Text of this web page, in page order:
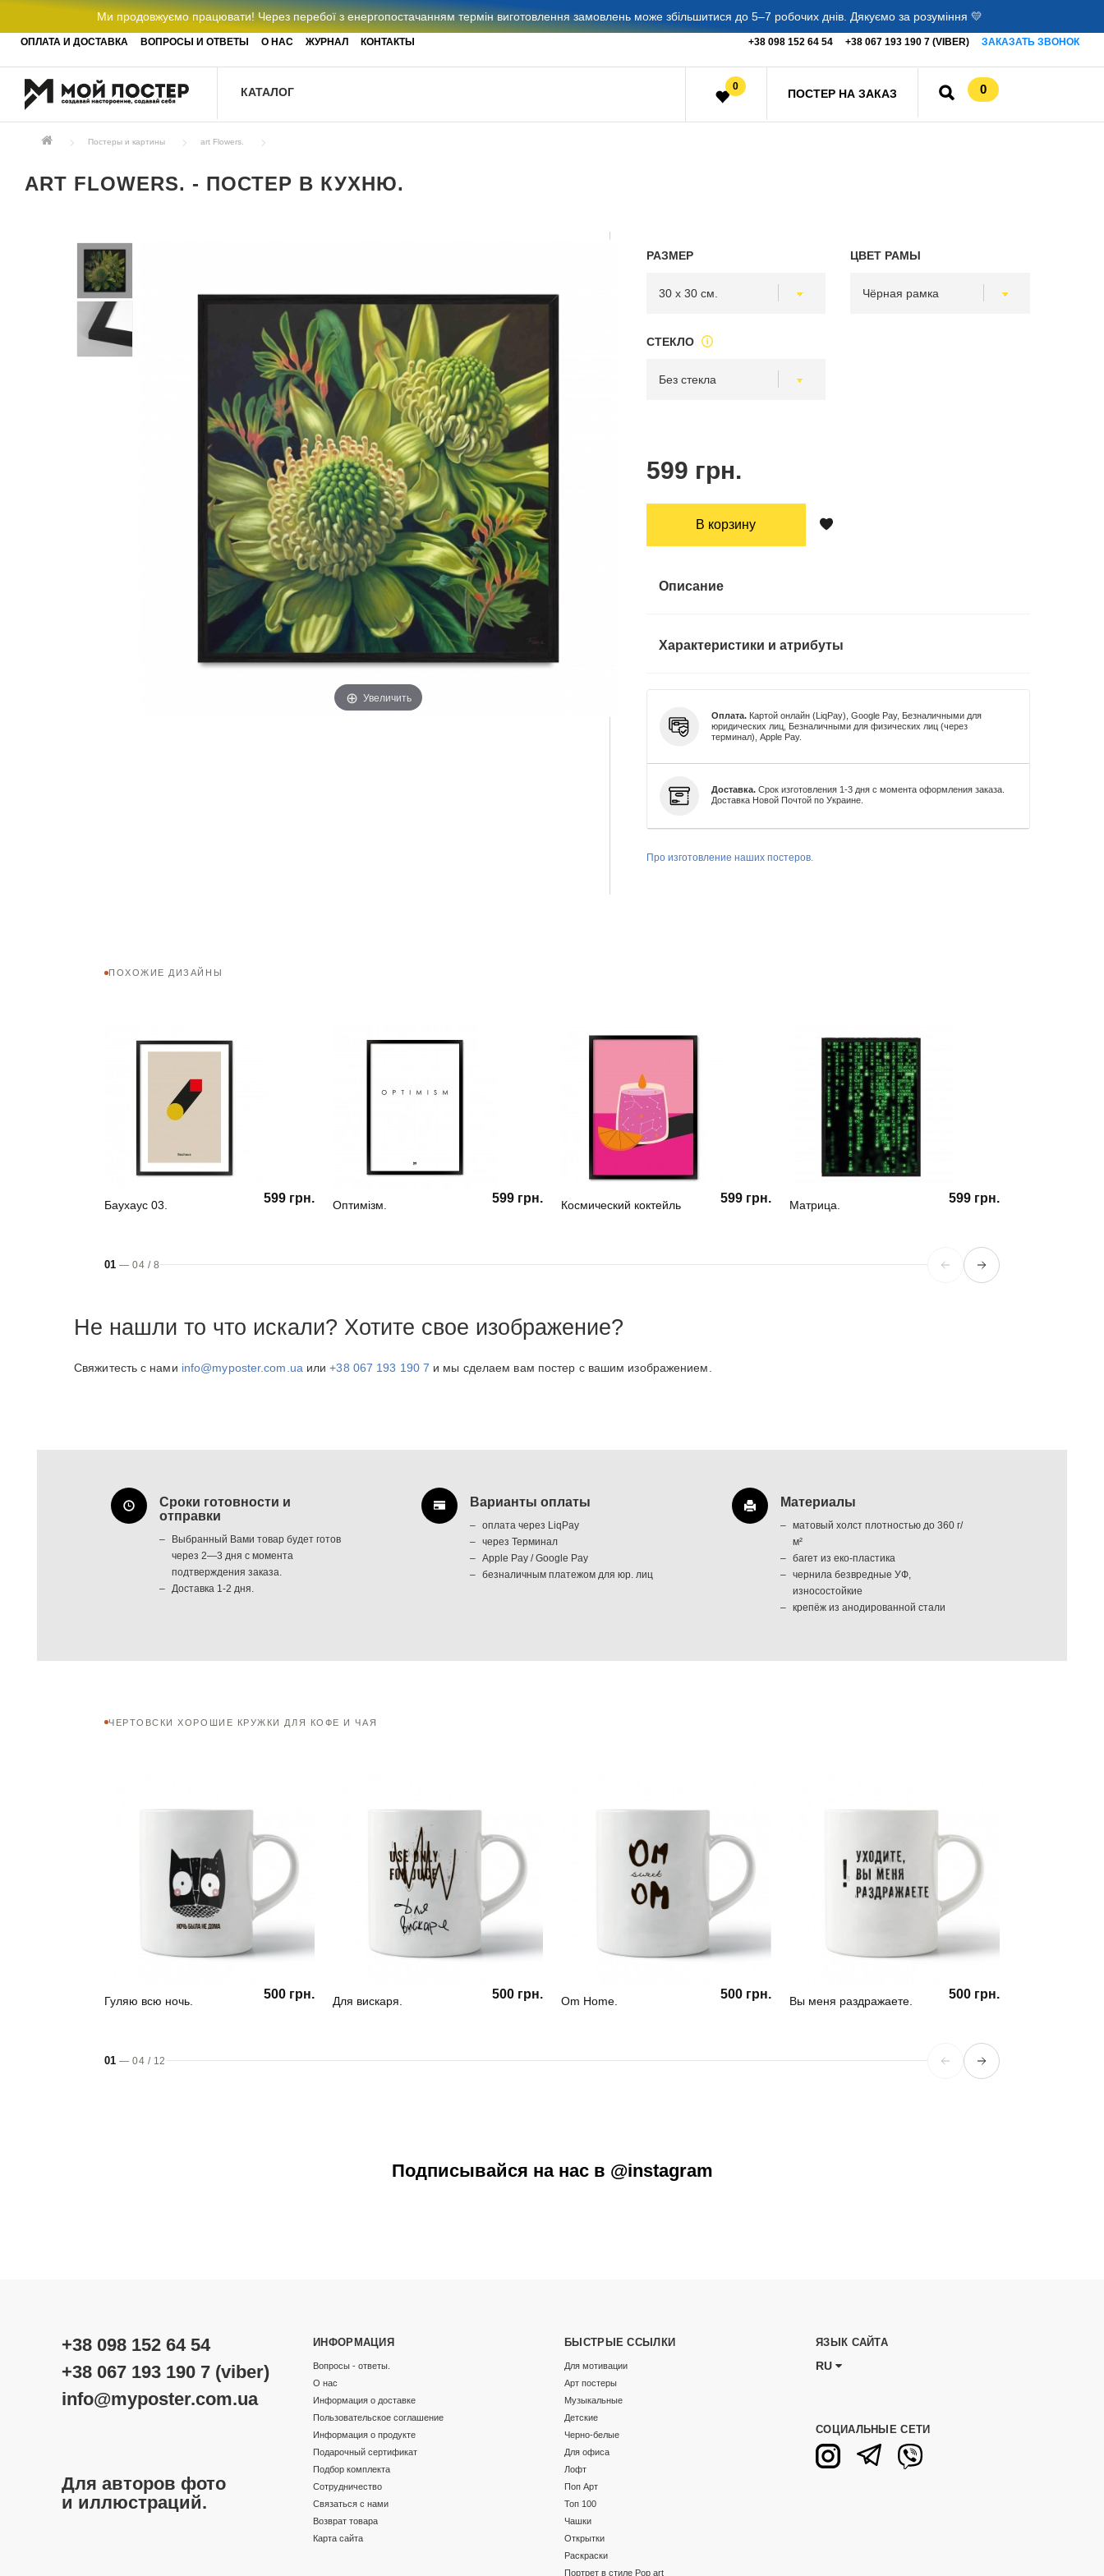
Ми продовжуємо працювати! Через перебої з енергопостачанням термін виготовлення замовлень може збільшитися до 5–7 робочих днів. Дякуємо за розуміння 💛
ОПЛАТА И ДОСТАВКА ВОПРОСЫ И ОТВЕТЫ О НАС ЖУРНАЛ КОНТАКТЫ +38 098 152 64 54 +38 067 193 190 7 (VIBER) ЗАКАЗАТЬ ЗВОНОК
КАТАЛОГ 0
ПОСТЕР НА ЗАКАЗ 0
Постеры и картины art Flowers.
ART FLOWERS. - ПОСТЕР В КУХНЮ.
Увеличить
РАЗМЕР ЦВЕТ РАМЫ
СТЕКЛО
599 грн.
В корзину
Описание
Характеристики и атрибуты
Оплата.Картой онлайн (LiqPay), Google Pay, Безналичными для
юридических лиц, Безналичными для физических лиц (через
терминал), Apple Pay.
Доставка.Срок изготовления 1-3 дня с момента оформления заказа.
Доставка Новой Почтой по Украине.
Про изготовление наших постеров.
ПОХОЖИЕ ДИЗАЙНЫ
Баухаус 03. 599 грн. Оптимізм. 599 грн. Космический коктейль 599 грн. Матрица. 599 грн.
01 —04 / 8
Не нашли то что искали? Хотите свое изображение?
Свяжитесть с нами info@myposter.com.ua или+38 067 193 190 7 и мы сделаем вам постер с вашим изображением.
Сроки готовности и
отправки
Выбранный Вами товар будет готов
через 2—3 дня с момента
подтверждения заказа.
Доставка 1-2 дня.
Варианты оплаты
оплата через LiqPay
через Терминал
Apple Pay / Google Pay
безналичным платежом для юр. лиц
Материалы
матовый холст плотностью до 360 г/
м²
багет из еко-пластика
чернила безвредные УФ,
износостойкие
крепёж из анодированной стали
ЧЕРТОВСКИ ХОРОШИЕ КРУЖКИ ДЛЯ КОФЕ И ЧАЯ
Гуляю всю ночь. 500 грн. Для вискаря. 500 грн. Om Home. 500 грн. Вы меня раздражаете. 500 грн.
01 —04 / 12
Подписывайся на нас в @instagram
+38 098 152 64 54
+38 067 193 190 7 (viber)
info@myposter.com.ua
Для авторов фото
и иллюстраций.
ИНФОРМАЦИЯ
Вопросы - ответы.
О нас
Информация о доставке
Пользовательское соглашение
Информация о продукте
Подарочный сертификат
Подбор комплекта
Сотрудничество
Связаться с нами
Возврат товара
Карта сайта
БЫСТРЫЕ ССЫЛКИ
Для мотивации
Арт постеры
Музыкальные
Детские
Черно-белые
Для офиса
Лофт
Поп Арт
Топ 100
Чашки
Открытки
Раскраски
Портрет в стиле Pop art
ЯЗЫК САЙТА
RU
СОЦИАЛЬНЫЕ СЕТИ